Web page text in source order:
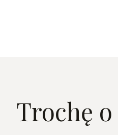
Trochę